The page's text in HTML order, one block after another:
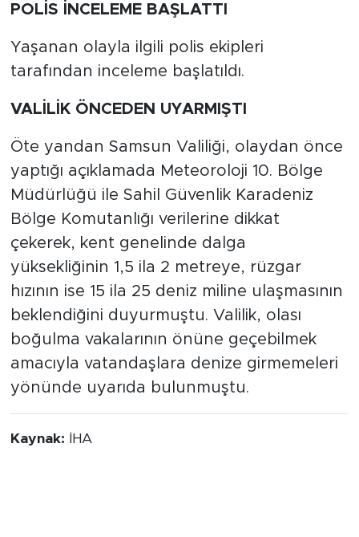
POLİS İNCELEME BAŞLATTI
Yaşanan olayla ilgili polis ekipleri
tarafından inceleme başlatıldı.
VALİLİK ÖNCEDEN UYARMIŞTI
Öte yandan Samsun Valiliği, olaydan önce
yaptığı açıklamada Meteoroloji 10. Bölge
Müdürlüğü ile Sahil Güvenlik Karadeniz
Bölge Komutanlığı verilerine dikkat
çekerek, kent genelinde dalga
yüksekliğinin 1,5 ila 2 metreye, rüzgar
hızının ise 15 ila 25 deniz miline ulaşmasının
beklendiğini duyurmuştu. Valilik, olası
boğulma vakalarının önüne geçebilmek
amacıyla vatandaşlara denize girmemeleri
yönünde uyarıda bulunmuştu.
Kaynak: İHA